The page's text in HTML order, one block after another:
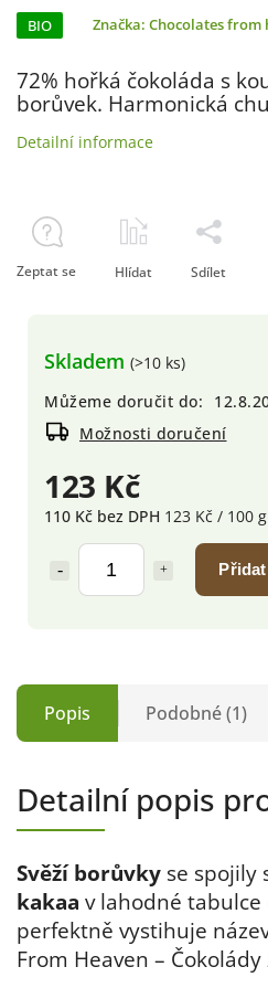
BIO Značka: Chocolates from
123 Kč
110 Kč bez DPH 123 Kč / 100 g
Skladem (>10 ks)
Můžeme doručit do:
Možnosti doručení
72% hořká čokoláda s
borůvek. Harmonická
Detailní informace
Zeptat se Hlídat Sdílet
Popis Podobné (1)
Detailní popis
Svěží borůvky se spojily
kakaa v lahodné tabulce
perfektně vystihuje
From Heaven – Čokolády